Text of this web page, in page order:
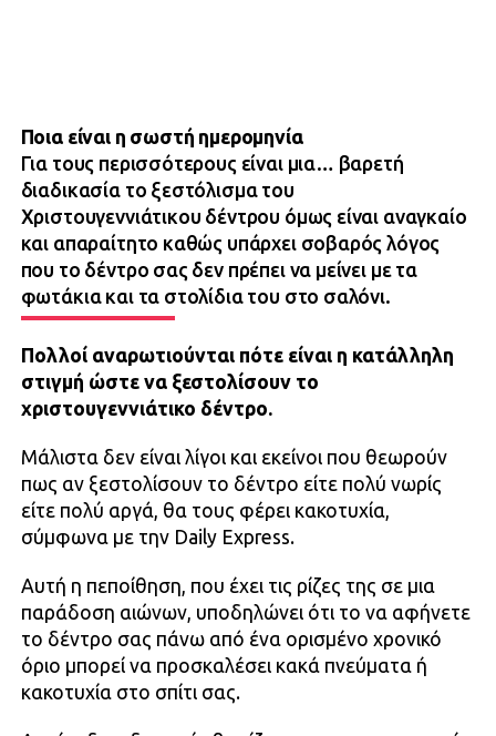
Ποια είναι η σωστή ημερομηνία
Για τους περισσότερους είναι μια… βαρετή
διαδικασία το ξεστόλισμα του
Χριστουγεννιάτικου δέντρου όμως είναι αναγκαίο
και απαραίτητο καθώς υπάρχει σοβαρός λόγος
που το δέντρο σας δεν πρέπει να μείνει με τα
φωτάκια και τα στολίδια του στο σαλόνι.
Πολλοί αναρωτιούνται πότε είναι η κατάλληλη
στιγμή ώστε να ξεστολίσουν το
χριστουγεννιάτικο δέντρο.
Μάλιστα δεν είναι λίγοι και εκείνοι που θεωρούν
πως αν ξεστολίσουν το δέντρο είτε πολύ νωρίς
είτε πολύ αργά, θα τους φέρει κακοτυχία,
σύμφωνα με την Daily Express.
Αυτή η πεποίθηση, που έχει τις ρίζες της σε μια
παράδοση αιώνων, υποδηλώνει ότι το να αφήνετε
το δέντρο σας πάνω από ένα ορισμένο χρονικό
όριο μπορεί να προσκαλέσει κακά πνεύματα ή
κακοτυχία στο σπίτι σας.